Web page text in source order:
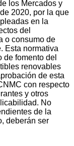
los Mercados y
2020, por la que
en la
del
o consumo de
Esta normativa
fomento del
renovables
de esta
con respecto
y otros
No
de la
deberán ser